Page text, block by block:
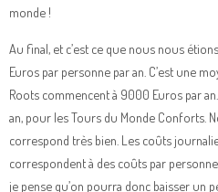
monde !
Au final, et c’est ce que nous nous
Euros par personne par an. C’est une
Roots commencent à 9000 Euros par
an, pour les Tours du Monde Conforts.
correspond très bien. Les coûts
correspondent à des coûts par
je pense qu’on pourra donc baisser un